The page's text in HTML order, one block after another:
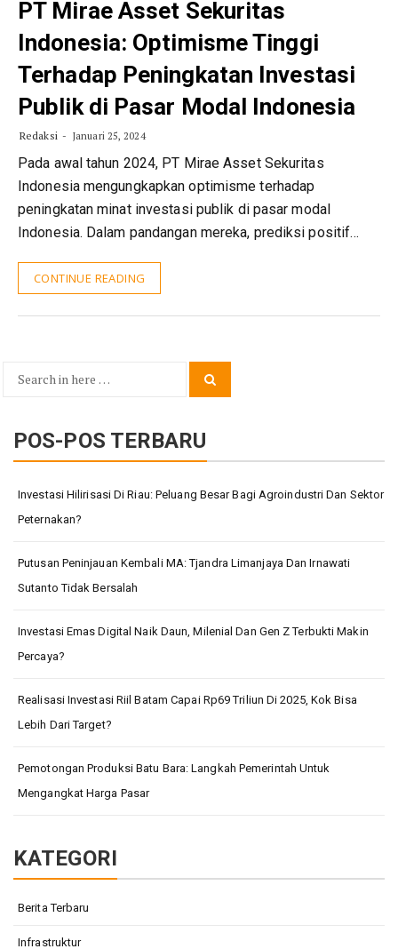
PT Mirae Asset Sekuritas
Indonesia: Optimisme Tinggi
Terhadap Peningkatan Investasi
Publik di Pasar Modal Indonesia
Redaksi Januari 25, 2024
Pada awal tahun 2024, PT Mirae Asset Sekuritas
Indonesia mengungkapkan optimisme terhadap
peningkatan minat investasi publik di pasar modal
Indonesia. Dalam pandangan mereka, prediksi positif…
CONTINUE READING
Search
POS-POS TERBARU
Investasi Hilirisasi Di Riau: Peluang Besar Bagi Agroindustri Dan Sektor
Peternakan?
Putusan Peninjauan Kembali MA: Tjandra Limanjaya Dan Irnawati
Sutanto Tidak Bersalah
Investasi Emas Digital Naik Daun, Milenial Dan Gen Z Terbukti Makin
Percaya?
Realisasi Investasi Riil Batam Capai Rp69 Triliun Di 2025, Kok Bisa
Lebih Dari Target?
Pemotongan Produksi Batu Bara: Langkah Pemerintah Untuk
Mengangkat Harga Pasar
KATEGORI
Berita Terbaru
Infrastruktur